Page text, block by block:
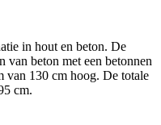
in hout en beton. De
van beton met een betonnen
van 130 cm hoog. De totale
cm.